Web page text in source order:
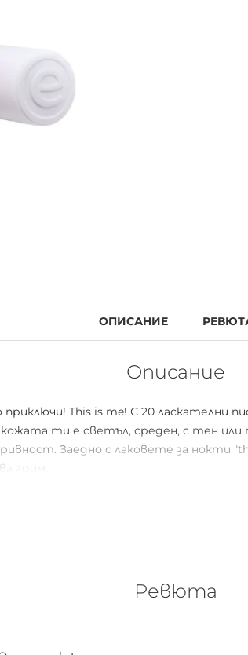
ОПИСАНИЕ
Описание
This is me! С 20 ласкателни
ти е светъл, среден, с тен
Заедно с лаковете за нокти
грим.
Ревюта